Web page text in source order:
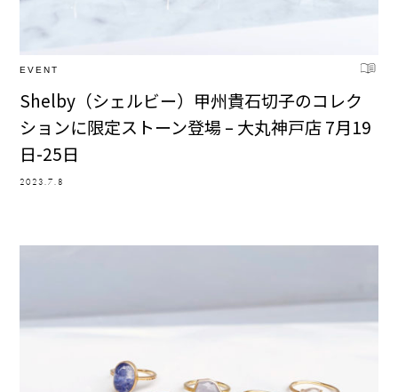
EVENT
Shelby（シェルビー）甲州貴石切子のコレク
ションに限定ストーン登場 – 大丸神戸店 7月19
日-25日
2023.7.8